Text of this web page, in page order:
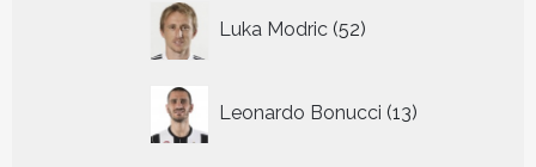
Luka Modric 52
producten
Leonardo Bonucci 13
producten